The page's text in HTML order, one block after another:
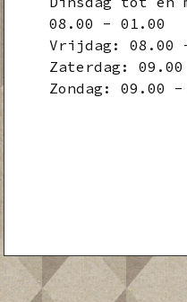
08.00 - 01.00
Vrijdag: 08.00
Zaterdag:
Zondag: 09.00